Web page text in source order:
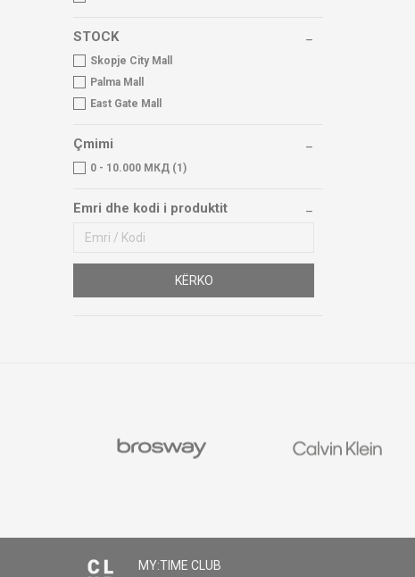
STOCK
Skopje City Mall
Palma Mall
East Gate Mall
Çmimi
0 - 10.000 МКД (1)
Emri dhe kodi i produktit
KËRKO
MY:TIME CLUB